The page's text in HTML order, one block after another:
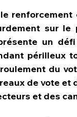
renforcement
sur le
un
périlleux
du
de vote et
et des